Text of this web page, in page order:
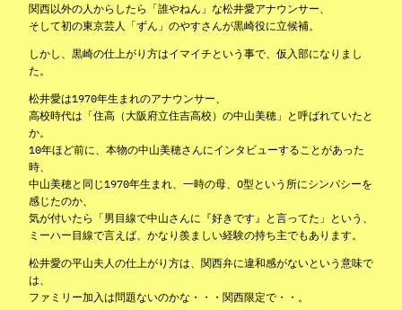
関西以外の人からしたら「誰やねん」な松井愛アナウンサー、
そして初の東京芸人「ずん」のやすさんが黒崎役に立候補。
しかし、黒崎の仕上がり方はイマイチという事で、仮入部になりまし
た。
松井愛は1970年生まれのアナウンサー、
高校時代は「住高（大阪府立住吉高校）の中山美穂」と呼ばれていたと
か。
10年ほど前に、本物の中山美穂さんにインタビューすることがあった
時、
中山美穂と同じ1970年生まれ、一時の母、O型という所にシンパシーを
感じたのか、
気が付いたら「男目線で中山さんに『好きです』と言ってた」という、
ミーハー目線で言えば、かなり羨ましい経験の持ち主でもあります。
松井愛の平山夫人の仕上がり方は、関西弁に違和感がないという意味で
は、
ファミリー加入は問題ないのかな・・・関西限定で・・。